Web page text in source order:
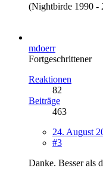
(Nightbirde 1990 -
mdoerr
Fortgeschrittener
Reaktionen
82
Beiträge
463
24. August
#3
Danke. Besser als